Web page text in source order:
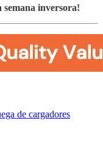
semana inversora!
de cargadores